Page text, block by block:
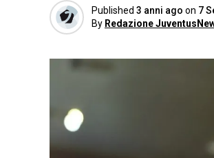
Published 3 anni ago on 7
By Redazione